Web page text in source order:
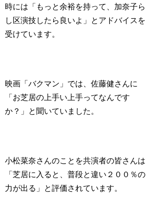
時には「もっと余裕を持って、加奈子ら
し区演技したら良いよ」とアドバイスを
受けています。
映画「バクマン」では、佐藤健さんに
「お芝居の上手い上手ってなんです
か？」と聞いていました。
小松菜奈さんのことを共演者の皆さんは
「芝居に入ると、普段と違い２００％の
力が出る」と評価されています。